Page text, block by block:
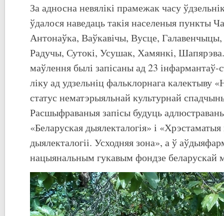
За адносна невялікі прамежак часу
ўдалося наведаць такія населеныя пункты
Антонаўка, Ваўкавічы, Вусце,
Радучы, Сутокі, Усушак, Хамянкі,
маўлення былі запісаны ад 23
ліку ад удзельніц фальклорнага калектыву
статус нематэрыяльнай культурнай
Расшыфраваныя запісы будуць
«Беларуская дыялекталогія» і
дыялекталогіі. Усходняя зона», а ў
нацыянальным гукавым фондзе беларускай